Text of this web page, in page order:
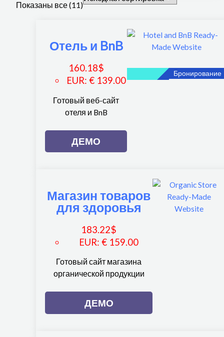
Показаны все (11)
Бронирование
Отель и BnB
160.18$
EUR: € 139.00
Готовый веб-сайт
отеля и BnB
ДЕМО
Магазин товаров
для здоровья
183.22$
EUR:€ 159.00
Готовый сайт магазина
органической продукции
ДЕМО